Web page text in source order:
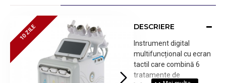
10 ZILE
10 ZILE DESCRIERE
Instrument digital
multifuncțional cu ecran
tactil care combină 6
tratamente de